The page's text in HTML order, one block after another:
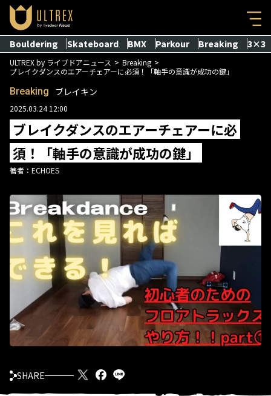
Bouldering Skateboard BMX Parkour Breaking 3×3
ULTREX by ライブドアニュース
Breaking
ブレイクダンスのエアーチェアーに必須！「軸手の意識が成功の鍵」
Breaking ブレイキン
2025.03.24 12:00
ブレイクダンスのエアーチェアーに必
須！「軸手の意識が成功の鍵」
著者： ECHOES
SHARE